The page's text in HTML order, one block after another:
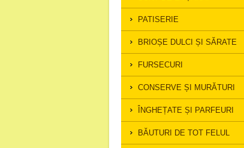
PATISERIE
BRIOȘE DULCI ȘI SĂRATE
FURSECURI
CONSERVE ȘI MURĂTURI
ÎNGHEȚATE ȘI PARFEURI
BĂUTURI DE TOT FELUL